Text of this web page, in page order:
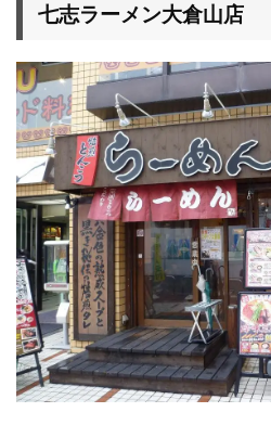
七志ラーメン大倉山店